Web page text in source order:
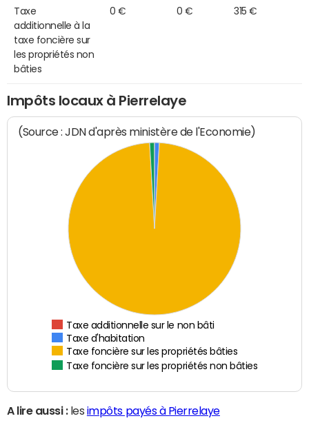
Taxe
additionnelle à la
taxe foncière sur
les propriétés non
bâties
0 € 0 € 315 €
Impôts locaux à Pierrelaye
(Source : JDN d'après ministère de l'Economie)
Taxe additionnelle sur le non bâti
Taxe d'habitation
Taxe foncière sur les propriétés bâties
Taxe foncière sur les propriétés non bâties
A lire aussi :les impôts payés à Pierrelaye